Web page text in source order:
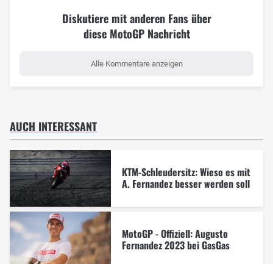
Diskutiere mit anderen Fans über
diese MotoGP Nachricht
Alle Kommentare anzeigen
AUCH INTERESSANT
KTM-Schleudersitz: Wieso es mit
A. Fernandez besser werden soll
MotoGP - Offiziell: Augusto
Fernandez 2023 bei GasGas